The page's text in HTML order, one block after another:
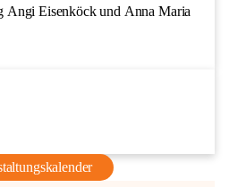
AUG
Angi Eisenköck und Anna Maria